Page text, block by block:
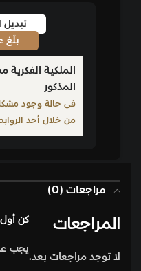
تبديل
بلّغ
الملكية
المذكور
فى حالة وجود مشكلة
من خلال أحد
مراجعات (0)
المراجعات
لا توجد مراجعات بعد.
كن
يجب